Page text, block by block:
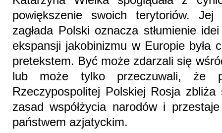
powiększenie swoich terytoriów.
zagłada Polski oznacza stłumienie
ekspansji jakobinizmu w Europie była
pretekstem. Być może zdarzali się
lub może tylko przeczuwali, że
Rzeczypospolitej Polskiej Rosja
zasad współżycia narodów i
państwem azjatyckim.